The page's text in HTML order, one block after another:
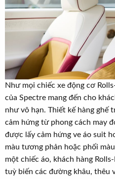
Như mọi chiếc xe động cơ
của Spectre mang đến cho
như vô hạn. Thiết kế hàng
cảm hứng từ phong cách may
được lấy cảm hứng ve áo suit
màu tương phản hoặc phối
một chiếc áo, khách hàng
tuỳ biến các đường khâu, thêu